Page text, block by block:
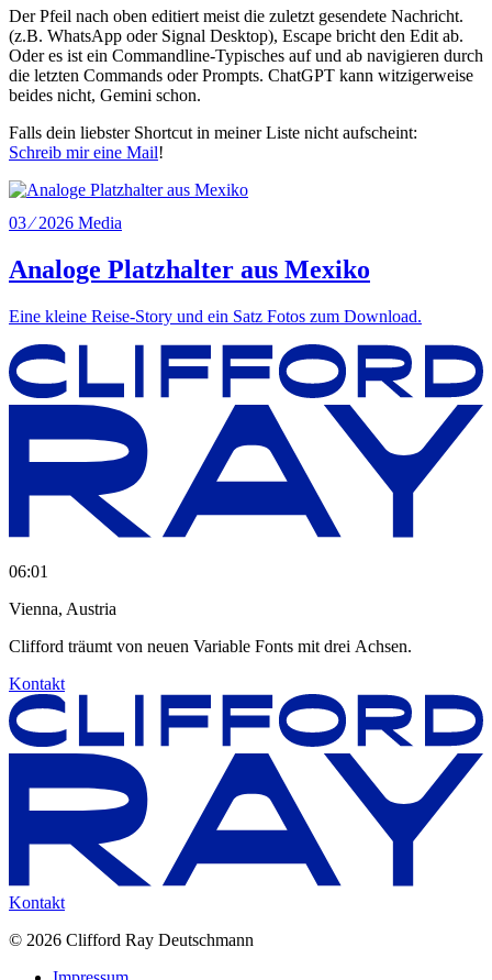
Der Pfeil nach oben editiert meist die zuletzt gesendete Nachricht.
(z.B. WhatsApp oder Signal Desktop), Escape bricht den Edit ab.
Oder es ist ein Commandline-Typisches auf und ab navigieren durch
die letzten Commands oder Prompts. ChatGPT kann witzigerweise
beides nicht, Gemini schon.
Falls dein liebster Shortcut in meiner Liste nicht aufscheint:
Schreib mir eine Mail!
03 ⁄ 2026 Media
Analoge Platzhalter aus Mexiko
Eine kleine Reise-Story und ein Satz Fotos zum Download.
06:01
Vienna, Austria
Clifford träumt von neuen Variable Fonts mit drei Achsen.
Kontakt
Kontakt
© 2026 Clifford Ray Deutschmann